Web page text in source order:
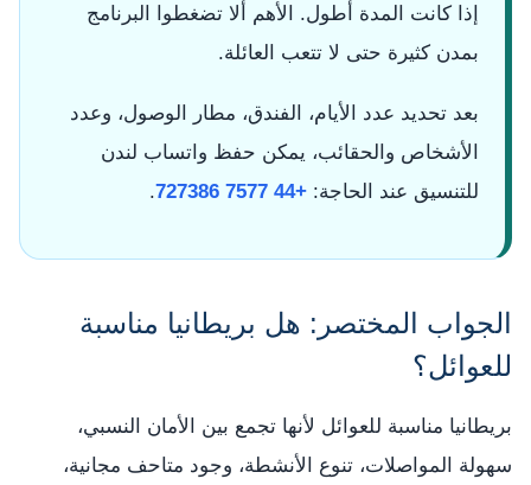
إذا كانت المدة أطول. الأهم ألا تضغطوا البرنامج
بمدن كثيرة حتى لا تتعب العائلة.
بعد تحديد عدد الأيام، الفندق، مطار الوصول، وعدد
الأشخاص والحقائب، يمكن حفظ واتساب لندن
للتنسيق عند الحاجة: +44 7577 727386
.
الجواب المختصر: هل بريطانيا مناسبة
للعوائل؟
بريطانيا مناسبة للعوائل لأنها تجمع بين الأمان النسبي،
سهولة المواصلات، تنوع الأنشطة، وجود متاحف مجانية،